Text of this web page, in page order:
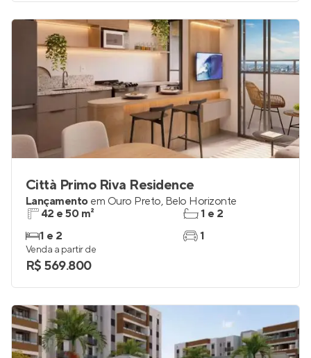
Città Primo Riva Residence
Lançamento em Ouro Preto, Belo Horizonte
42 e 50 m²
1 e 2
1 e 2
1
Venda a partir de
R$ 569.800